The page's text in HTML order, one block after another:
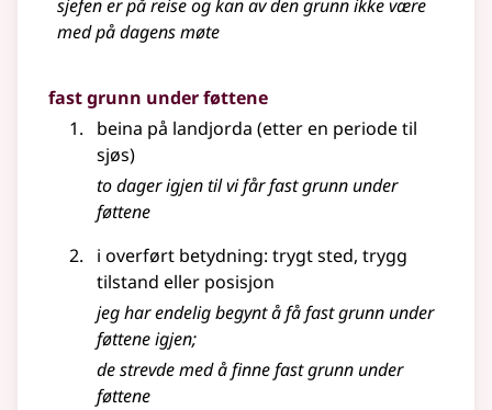
sjefen er på reise og kan av den grunn ikke være
med på dagens møte
fast grunn under føttene
beina på landjorda (etter en periode til
sjøs)
to dager igjen til vi får fast grunn under
føttene
i overført betydning: trygt sted, trygg
tilstand eller posisjon
jeg har endelig begynt å få fast grunn under
føttene igjen;
de strevde med å finne fast grunn under
føttene